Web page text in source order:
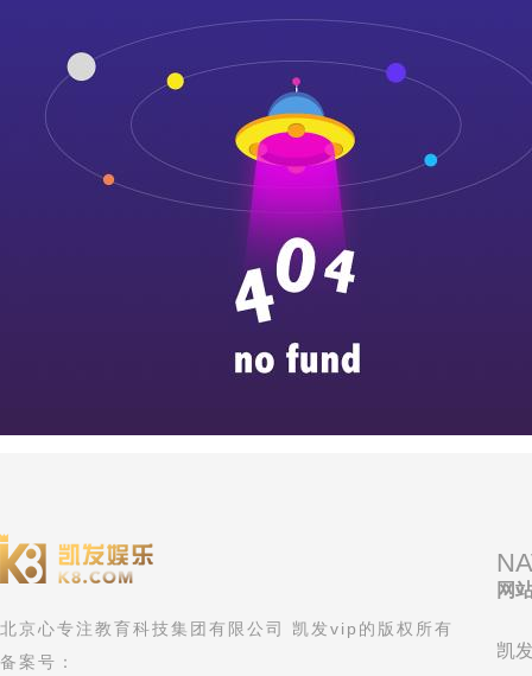
北京心专注教育科技集团有限公司 凯发vip的版权所有
备案号：
网
凯